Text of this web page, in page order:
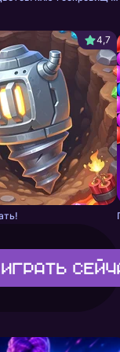
4,7
Играть